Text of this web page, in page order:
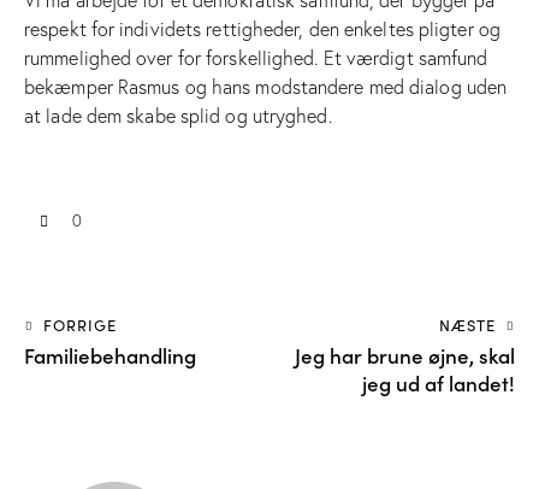
respekt for individets rettigheder, den enkeltes pligter og
rummelighed over for forskellighed. Et værdigt samfund
bekæmper Rasmus og hans modstandere med dialog uden
at lade dem skabe splid og utryghed.
0
FORRIGE
Familiebehandling
NÆSTE
Jeg har brune øjne, skal
jeg ud af landet!